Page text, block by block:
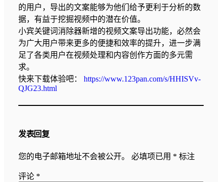
的用户，导出的文案能够为他们给予更利于分析的数
据，有益于挖掘视频中的潜在价值。
小宾关键词消除器新增的视频文案导出功能，必然会
为广大用户带来更多的便捷和效率的提升，进一步满
足了各类用户在视频处理和内容创作方面的多元需
求。
快来下载体验吧： https://www.123pan.com/s/HHISVv-
QJG23.html
发表回复
您的电子邮箱地址不会被公开。 必填项已用 * 标注
评论 *